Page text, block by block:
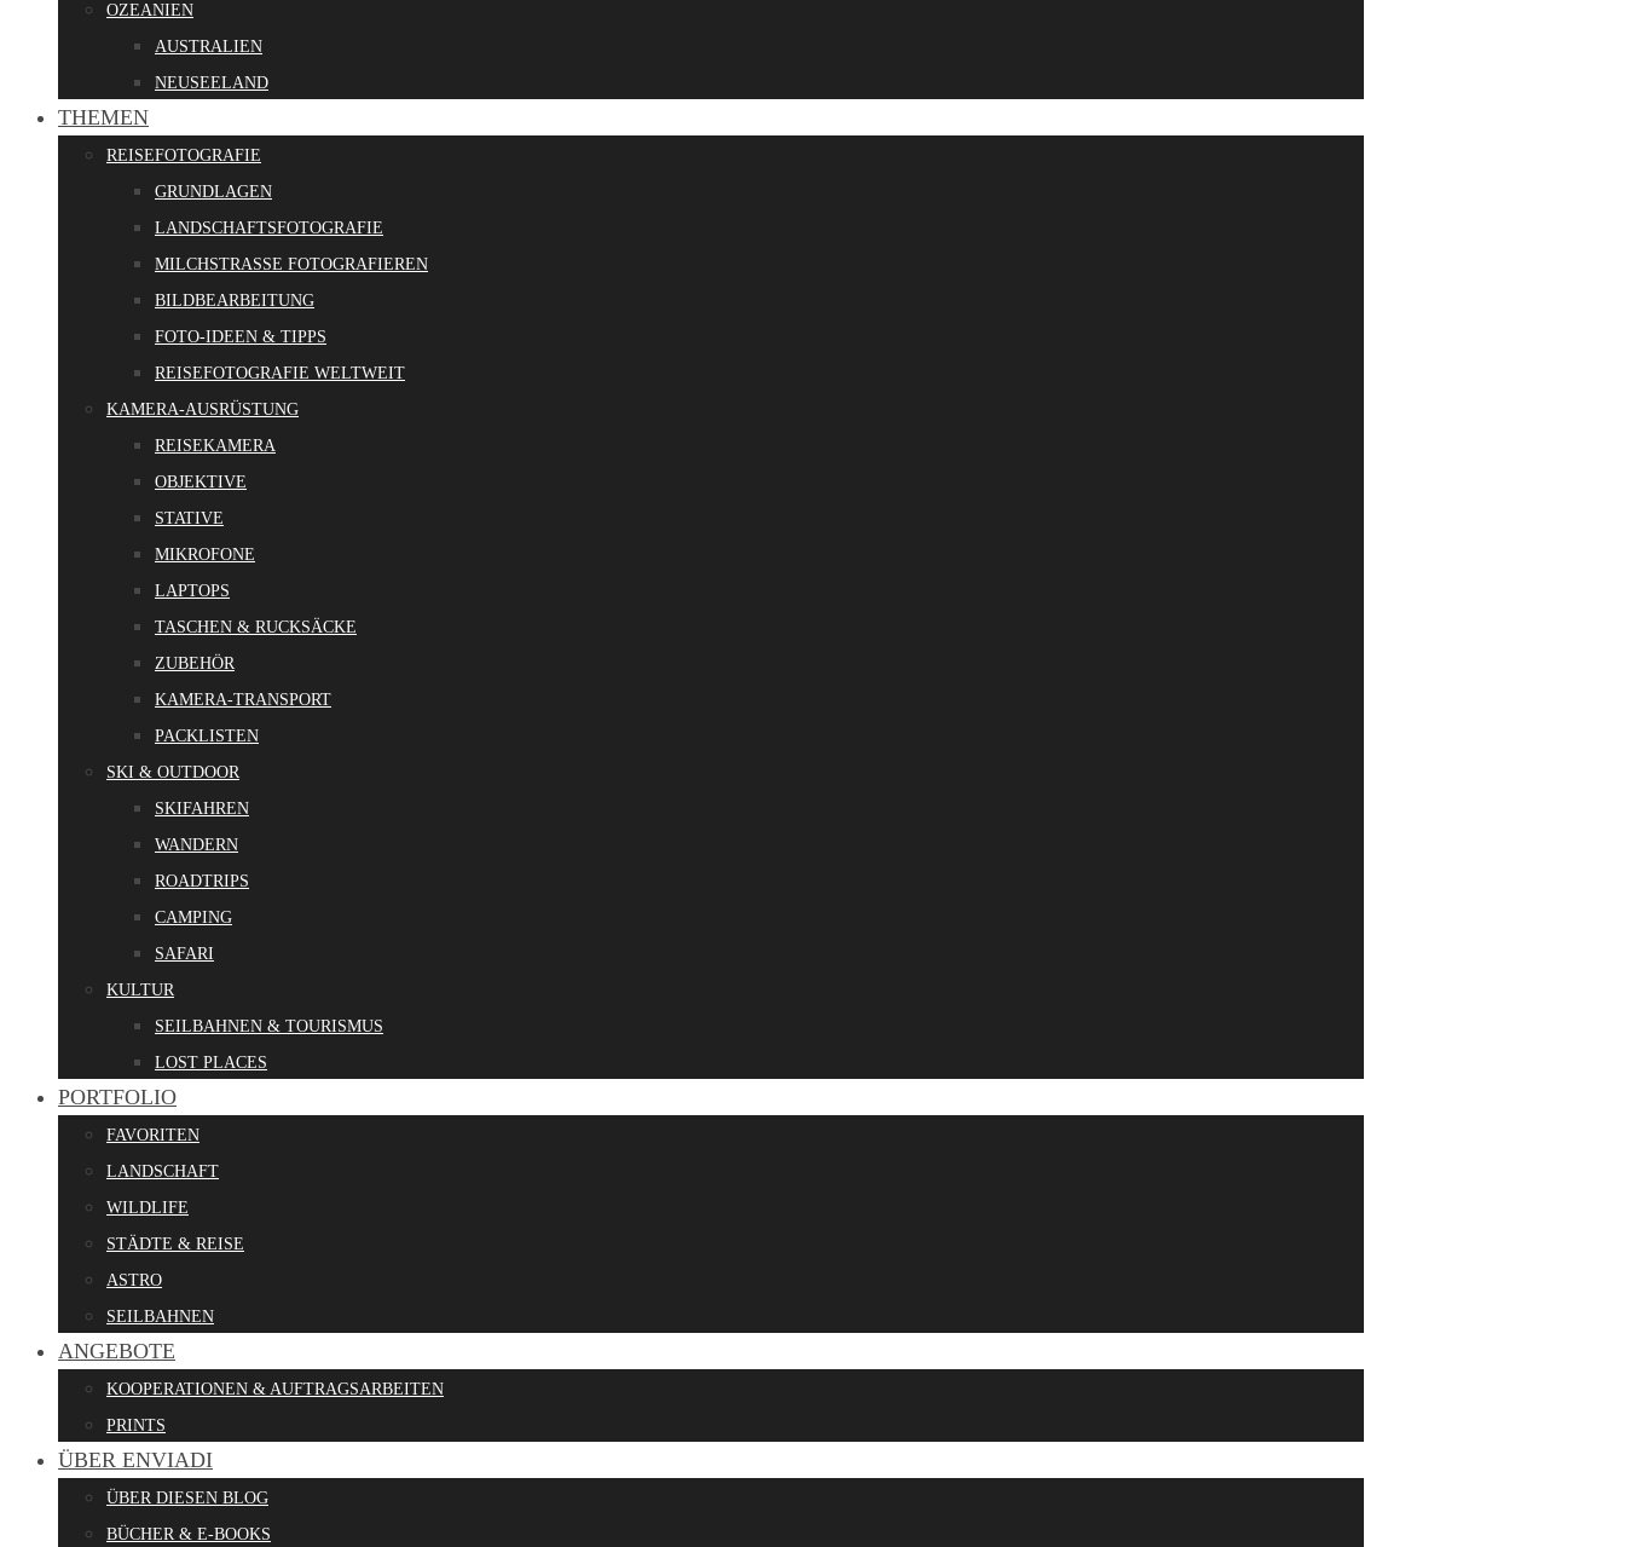
OZEANIEN
AUSTRALIEN
NEUSEELAND
THEMEN
REISEFOTOGRAFIE
GRUNDLAGEN
LANDSCHAFTSFOTOGRAFIE
MILCHSTRASSE FOTOGRAFIEREN
BILDBEARBEITUNG
FOTO-IDEEN & TIPPS
REISEFOTOGRAFIE WELTWEIT
KAMERA-AUSRÜSTUNG
REISEKAMERA
OBJEKTIVE
STATIVE
MIKROFONE
LAPTOPS
TASCHEN & RUCKSÄCKE
ZUBEHÖR
KAMERA-TRANSPORT
PACKLISTEN
SKI & OUTDOOR
SKIFAHREN
WANDERN
ROADTRIPS
CAMPING
SAFARI
KULTUR
SEILBAHNEN & TOURISMUS
LOST PLACES
PORTFOLIO
FAVORITEN
LANDSCHAFT
WILDLIFE
STÄDTE & REISE
ASTRO
SEILBAHNEN
ANGEBOTE
KOOPERATIONEN & AUFTRAGSARBEITEN
PRINTS
ÜBER ENVIADI
ÜBER DIESEN BLOG
BÜCHER & E-BOOKS